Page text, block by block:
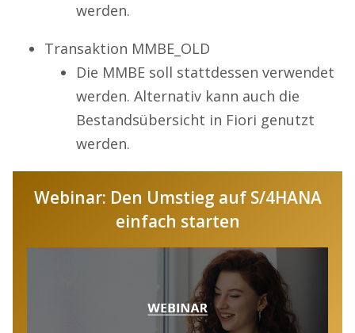
werden.
Transaktion MMBE_OLD
Die MMBE soll stattdessen verwendet
werden. Alternativ kann auch die
Bestandsübersicht in Fiori genutzt
werden.
Webinar: Den Umstieg auf S/4HANA
einfach starten